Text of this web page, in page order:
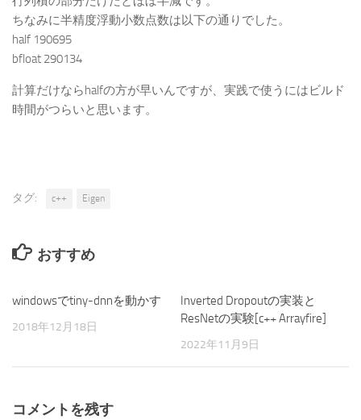
ちなみに半精度浮動小数点数は以下の通りでした。
half 190695
bfloat 290134
計算だけならhalfの方が早いんですが、実践で使うにはビルド
時間がつらいと思います。
タグ: c++ Eigen
おすすめ
windowsでtiny-dnnを動かす
2018年12月18日
Inverted Dropoutの実装と
ResNetの実験[c++ Arrayfire]
2022年11月9日
コメントを残す